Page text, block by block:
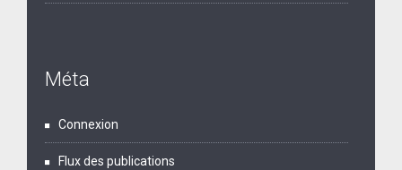
Méta
Connexion
Flux des publications